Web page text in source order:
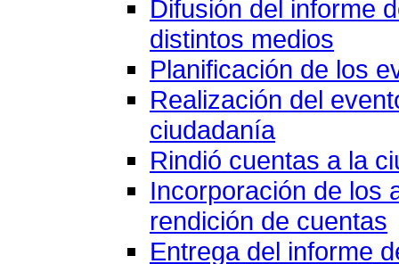
Difusión del informe
distintos medios
Planificación de los
Realización del
ciudadanía
Rindió cuentas a la
Incorporación de los
rendición de cuentas
Entrega del informe